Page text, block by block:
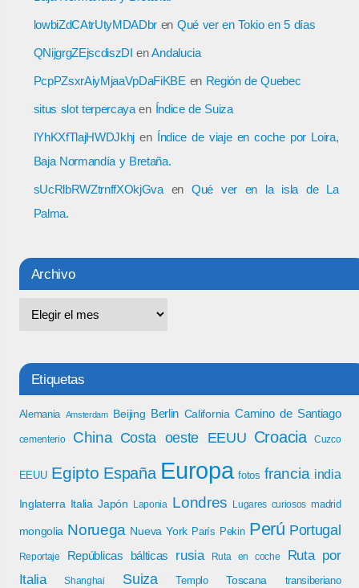
lowbiZdCAtrUtyMDADbr en Qué ver en Tokio en 5 días
QNijgrgZEjscdiszDI enAndalucia
PcpPZsxrAiyMjaaVpDaFiKBE en Región de Quebec
situs slot terpercayaen Índice de Suiza
IYhKXfTlajHWDJkhj en Índice de viaje en coche por Loira,
Baja Normandía y Bretaña.
sUcRlbRWZtrnffXOkjGvaen Qué ver en la isla de La
Palma.
Archivo
Etiquetas
Alemania Amsterdam Beijing Berlin California Camino de Santiago
cementerio China Costa oeste EEUU Croacia Cuzco
EEUU Egipto España Europa fotos francia india
Inglaterra Italia Japón Laponia Londres Lugares curiosos madrid
mongolia Noruega Nueva York París Pekin Perú Portugal
Reportaje Repúblicas bálticas rusia Ruta en coche
Ruta por
Italia
Shanghai Suiza Templo Toscana transiberiano